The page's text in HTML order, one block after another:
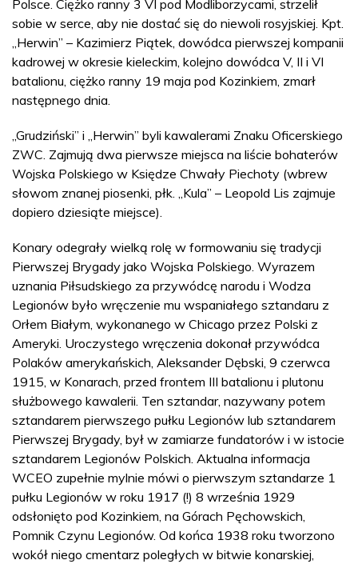
Polsce. Ciężko ranny 3 VI pod Modliborzycami, strzelił
sobie w serce, aby nie dostać się do niewoli rosyjskiej. Kpt.
„Herwin” – Kazimierz Piątek, dowódca pierwszej kompanii
kadrowej w okresie kieleckim, kolejno dowódca V, II i VI
batalionu, ciężko ranny 19 maja pod Kozinkiem, zmarł
następnego dnia.
„Grudziński” i „Herwin” byli kawalerami Znaku Oficerskiego
ZWC. Zajmują dwa pierwsze miejsca na liście bohaterów
Wojska Polskiego w Księdze Chwały Piechoty (wbrew
słowom znanej piosenki, płk. „Kula” – Leopold Lis zajmuje
dopiero dziesiąte miejsce).
Konary odegrały wielką rolę w formowaniu się tradycji
Pierwszej Brygady jako Wojska Polskiego. Wyrazem
uznania Piłsudskiego za przywódcę narodu i Wodza
Legionów było wręczenie mu wspaniałego sztandaru z
Orłem Białym, wykonanego w Chicago przez Polski z
Ameryki. Uroczystego wręczenia dokonał przywódca
Polaków amerykańskich, Aleksander Dębski, 9 czerwca
1915, w Konarach, przed frontem III batalionu i plutonu
służbowego kawalerii. Ten sztandar, nazywany potem
sztandarem pierwszego pułku Legionów lub sztandarem
Pierwszej Brygady, był w zamiarze fundatorów i w istocie
sztandarem Legionów Polskich. Aktualna informacja
WCEO zupełnie mylnie mówi o pierwszym sztandarze 1
pułku Legionów w roku 1917 (!) 8 września 1929
odsłonięto pod Kozinkiem, na Górach Pęchowskich,
Pomnik Czynu Legionów. Od końca 1938 roku tworzono
wokół niego cmentarz poległych w bitwie konarskiej,